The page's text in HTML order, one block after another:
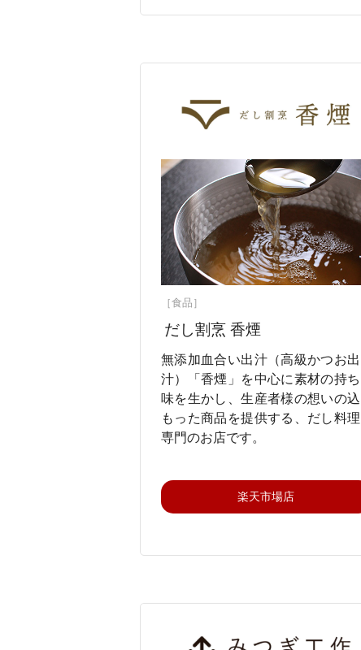
［食品］
だし割烹 香煙
無添加血合い出汁（高級かつお出
汁）「香煙」を中心に素材の持ち
味を生かし、生産者様の想いの込
もった商品を提供する、だし料理
専門のお店です。
楽天市場店